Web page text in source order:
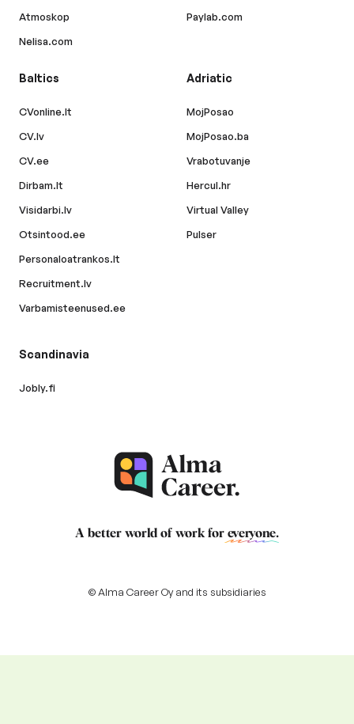
Atmoskop
Nelisa.com
Paylab.com
Baltics
CVonline.lt
CV.lv
CV.ee
Dirbam.lt
Visidarbi.lv
Otsintood.ee
Personaloatrankos.lt
Recruitment.lv
Varbamisteenused.ee
Adriatic
MojPosao
MojPosao.ba
Vrabotuvanje
Hercul.hr
Virtual Valley
Pulser
Scandinavia
Jobly.fi
A better world of work for everyone.
© Alma Career Oy and its subsidiaries